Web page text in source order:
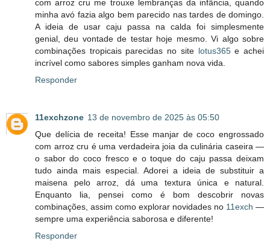
com arroz cru me trouxe lembranças da infância, quando
minha avó fazia algo bem parecido nas tardes de domingo.
A ideia de usar caju passa na calda foi simplesmente
genial, deu vontade de testar hoje mesmo. Vi algo sobre
combinações tropicais parecidas no site lotus365e achei
incrível como sabores simples ganham nova vida.
Responder
11exchzone 13 de novembro de 2025 às 05:50
Que delícia de receita! Esse manjar de coco engrossado
com arroz cru é uma verdadeira joia da culinária caseira —
o sabor do coco fresco e o toque do caju passa deixam
tudo ainda mais especial. Adorei a ideia de substituir a
maisena pelo arroz, dá uma textura única e natural.
Enquanto lia, pensei como é bom descobrir novas
combinações, assim como explorar novidades no 11exch —
sempre uma experiência saborosa e diferente!
Responder